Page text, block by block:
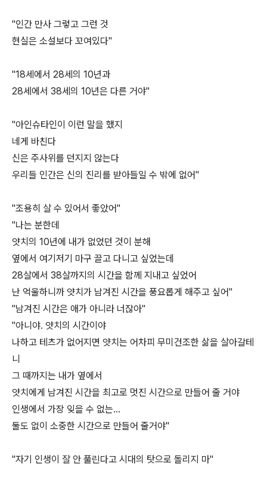
"인간 만사 그렇고 그런 것
현실은 소설보다 꼬여있다"
"18세에서 28세의 10년과
28세에서 38세의 10년은 다른 거야"
"아인슈타인이 이런 말을 했지
네게 바친다
신은 주사위를 던지지 않는다
우리들 인간은 신의 진리를 받아들일 수 밖에 없어"
"조용히 살 수 있어서 좋았어"
"나는 분한데
얏치의 10년에 내가 없었던 것이 분해
옆에서 여기저기 마구 끌고 다니고 싶었는데
28살에서 38살까지의 시간을 함께 지내고 싶었어
난 억울하니까 얏치가 남겨진 시간을 풍요롭게 해주고 싶어"
"남겨진 시간은 애가 아니라 너잖아"
"아니야. 얏치의 시간이야
나하고 테츠가 없어지면 얏치는 어차피 무미건조한 삶을 살아갈테
니
그 때까지는 내가 옆에서
얏치에게 남겨진 시간을 최고로 멋진 시간으로 만들어 줄 거야
인생에서 가장 잊을 수 없는...
둘도 없이 소중한 시간으로 만들어 줄거야"
"자기 인생이 잘 안 풀린다고 시대의 탓으로 돌리지 마"